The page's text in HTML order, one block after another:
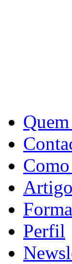
Perfil